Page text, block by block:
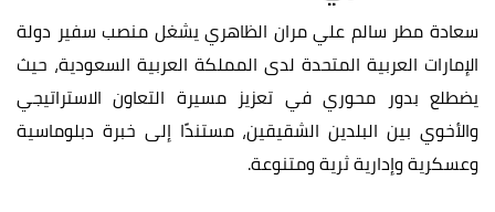
سعادة مطر سالم علي مران الظاهري يشغل منصب سفير دولة
الإمارات العربية المتحدة لدى المملكة العربية السعودية، حيث
يضطلع بدور محوري في تعزيز مسيرة التعاون الاستراتيجي
والأخوي بين البلدين الشقيقين، مستندًا إلى خبرة دبلوماسية
وعسكرية وإدارية ثرية ومتنوعة.